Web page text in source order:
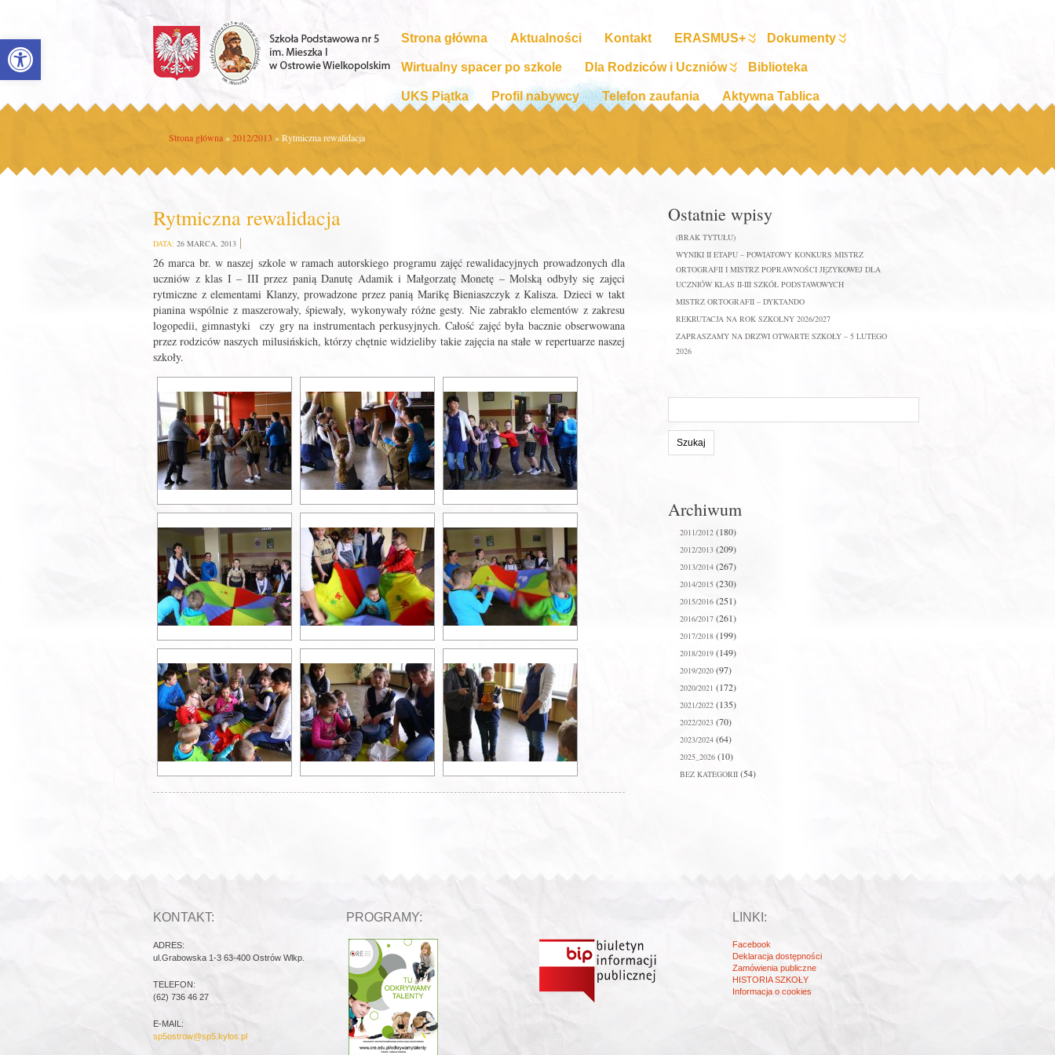
Open toolbar Strona główna Aktualności Kontakt ERASMUS+ Dokumenty
Wirtualny spacer po szkole Dla Rodziców i Uczniów Biblioteka
UKS Piątka Profil nabywcy Telefon zaufania Aktywna Tablica
Strona główna»2012/2013 »Rytmiczna rewalidacja
Rytmiczna rewalidacja
DATA: 26 MARCA, 2013
26 marca br. w naszej szkole w ramach autorskiego programu zajęć rewalidacyjnych prowadzonych dla
uczniów z klas I – III przez panią Danutę Adamik i Małgorzatę Monetę – Molską odbyły się zajęci
rytmiczne z elementami Klanzy, prowadzone przez panią Marikę Bieniaszczyk z Kalisza. Dzieci w takt
pianina wspólnie z maszerowały, śpiewały, wykonywały różne gesty. Nie zabrakło elementów z zakresu
logopedii, gimnastyki czy gry na instrumentach perkusyjnych. Całość zajęć była bacznie obserwowana
przez rodziców naszych milusińskich, którzy chętnie widzieliby takie zajęcia na stałe w repertuarze naszej
szkoły.
Ostatnie wpisy
(BRAK TYTUŁU)
WYNIKI II ETAPU – POWIATOWY KONKURS MISTRZ
ORTOGRAFII I MISTRZ POPRAWNOŚCI JĘZYKOWEJ DLA
UCZNIÓW KLAS II-III SZKÓŁ PODSTAWOWYCH
MISTRZ ORTOGRAFII – DYKTANDO
REKRUTACJA NA ROK SZKOLNY 2026/2027
ZAPRASZAMY NA DRZWI OTWARTE SZKOŁY – 5 LUTEGO
2026
stronie:
Archiwum
2011/2012 (180)
2012/2013 (209)
2013/2014 (267)
2014/2015 (230)
2015/2016 (251)
2016/2017 (261)
2017/2018 (199)
2018/2019 (149)
2019/2020 (97)
2020/2021 (172)
2021/2022 (135)
2022/2023 (70)
2023/2024 (64)
2025_2026 (10)
BEZ KATEGORII (54)
KONTAKT:
ADRES:
ul.Grabowska 1-3 63-400 Ostrów Wlkp.
TELEFON:
(62) 736 46 27
E-MAIL:
sp5ostrow@sp5.kylos.pl
PROGRAMY: LINKI:
Facebook
Deklaracja dostępności
Zamówienia publiczne
HISTORIA SZKOŁY
Informacja o cookies